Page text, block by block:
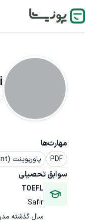
مهارت‌ها
PDF پاورپوینت (Power Point)
سوابق تحصیلی
TOEFL
Safir
سال گذشته